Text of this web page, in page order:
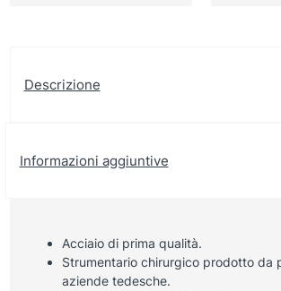
Descrizione
Informazioni aggiuntive
Acciaio di prima qualità.
Strumentario chirurgico prodotto da
aziende tedesche.